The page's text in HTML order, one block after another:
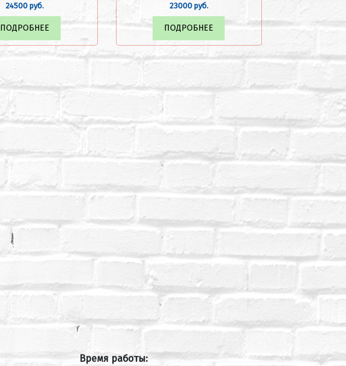
24500 руб.
ПОДРОБНЕЕ
23000 руб.
ПОДРОБНЕЕ
Время работы: